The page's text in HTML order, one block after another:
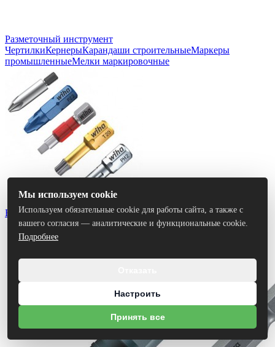
Разметочный инструмент
ЧертилкиКернерыКарандаши строительныеМаркеры
промышленныеМелки маркировочные
Биты
Мы используем cookie
Используем обязательные cookie для работы сайта, а также с
вашего согласия — аналитические и функциональные cookie.
Подробнее
Настроить
Принять все